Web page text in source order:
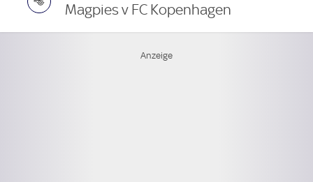
Magpies v FC Kopenhagen